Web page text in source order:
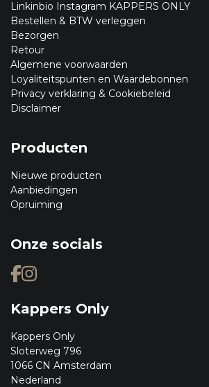
Linkinbio Instagram KAPPERS ONLY
Bestellen & BTW verleggen
Bezorgen
Retour
Algemene voorwaarden
Loyaliteitspunten en Waardebonnen
Privacy verklaring & Cookiebeleid
Disclaimer
Producten
Nieuwe producten
Aanbiedingen
Opruiming
Onze socials
Kappers Only
Kappers Only
Sloterweg 796
1066 CN Amsterdam
Nederland